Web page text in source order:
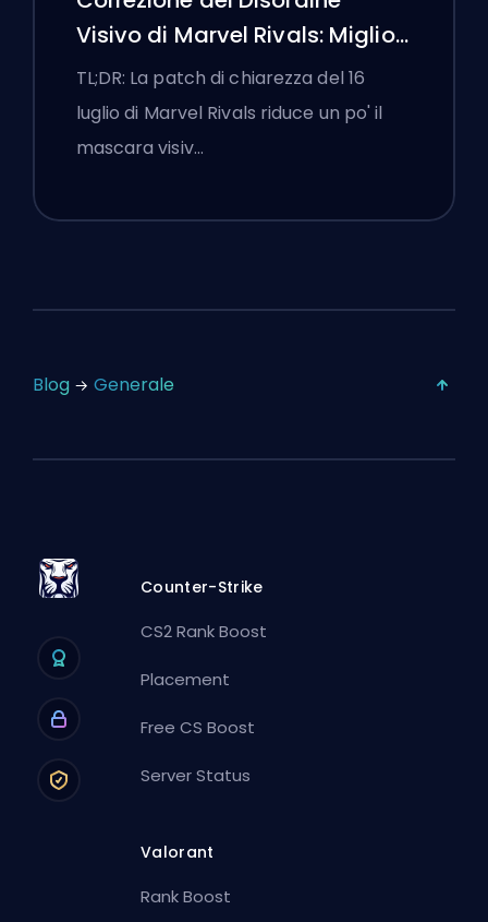
Visivo di Marvel Rivals: Migliori
Impostazioni Competitive
Dopo la Patch del 16 Luglio
TL;DR: La patch di chiarezza del 16
luglio di Marvel Rivals riduce un po' il
mascara visiv…
Blog Generale
Counter-Strike
CS2 Rank Boost
Placement
Free CS Boost
Server Status
Valorant
Rank Boost